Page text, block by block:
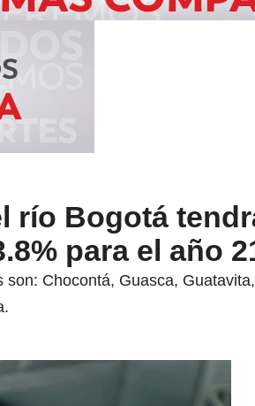
río Bogotá
para el año
Chocontá, Guasca,